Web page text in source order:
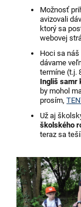
Možnosť
avizovali
ktorý sa
webovej
Hoci sa
dávame
termíne (t.j.
Ingliš samr
by mohol
prosím,
Už aj
školského
teraz sa